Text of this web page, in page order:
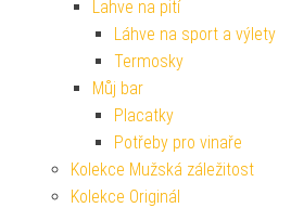
Lahve na pití
Láhve na sport a výlety
Termosky
Můj bar
Placatky
Potřeby pro vinaře
Kolekce Mužská záležitost
Kolekce Originál